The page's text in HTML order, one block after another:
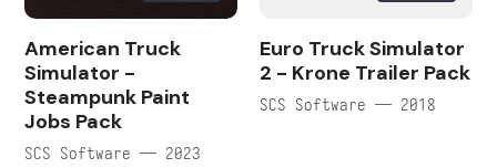
American Truck
Simulator -
Steampunk Paint
Jobs Pack
SCS Software — 2023
Euro Truck Simulator
2 - Krone Trailer Pack
SCS Software — 2018